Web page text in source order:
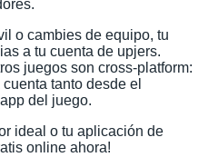
o cambies de equipo, tu
a tu cuenta de upjers.
juegos son cross-platform:
tanto desde el
del juego.
ideal o tu aplicación de
online ahora!